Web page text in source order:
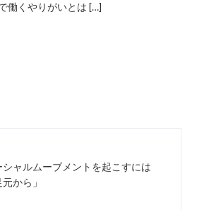
働くやりがいとは […]
シャルムーブメントを起こすには
元から」